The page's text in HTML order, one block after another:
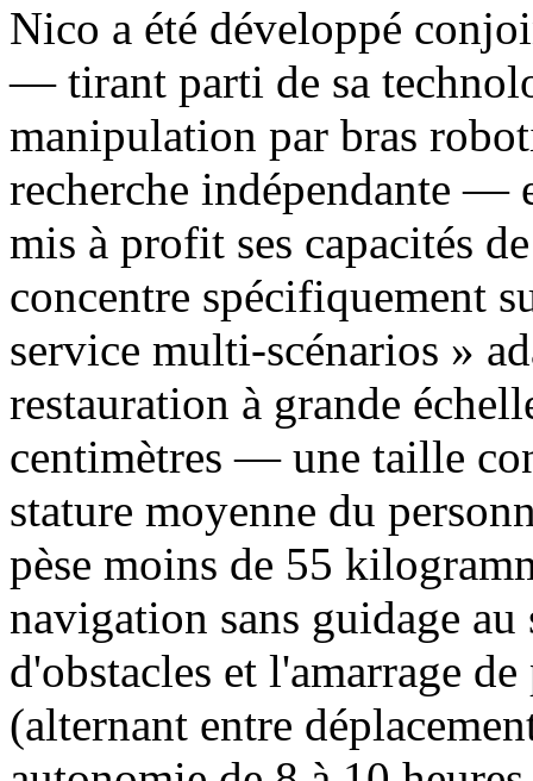
Nico a été développé
— tirant parti de sa
manipulation par bras
recherche indépendante —
mis à profit ses capacités
concentre spécifiquement
service multi-scénarios »
restauration à grande
centimètres — une taille
stature moyenne du
pèse moins de 55
navigation sans guidage
d'obstacles et l'amarrage
(alternant entre